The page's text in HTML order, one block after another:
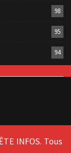
98
95
94
INFOS. Tous